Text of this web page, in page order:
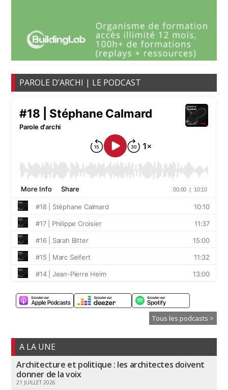
PAROLE D’ARCHI | LE PODCAST
Tous les podcasts >
A LA UNE
Architecture et politique : les architectes doivent
donner de la voix
21 JUILLET 2026